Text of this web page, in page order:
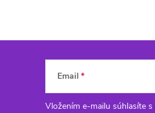
Email
Vložením e-mailu súhlasíte s